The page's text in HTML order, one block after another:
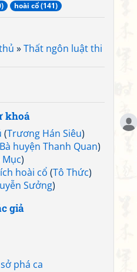
hoài cổ (141)
»Thất ngôn luật thi
khoá
(Trương Hán Siêu)
Bà huyện Thanh Quan)
)
hoài cổ (Tô Thức)
Sưởng)
giả
phá ca